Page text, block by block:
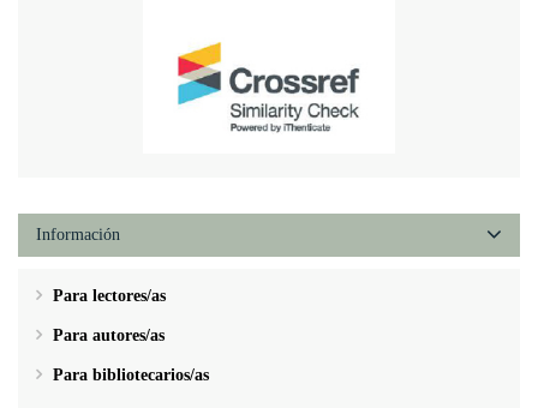
Información
Para lectores/as
Para autores/as
Para bibliotecarios/as